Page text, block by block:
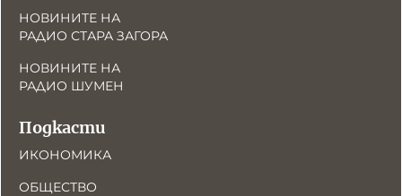
НОВИНИТЕ НА
РАДИО СТАРА ЗАГОРА
НОВИНИТЕ НА
РАДИО ШУМЕН
Подкасти
ИКОНОМИКА
ОБЩЕСТВО